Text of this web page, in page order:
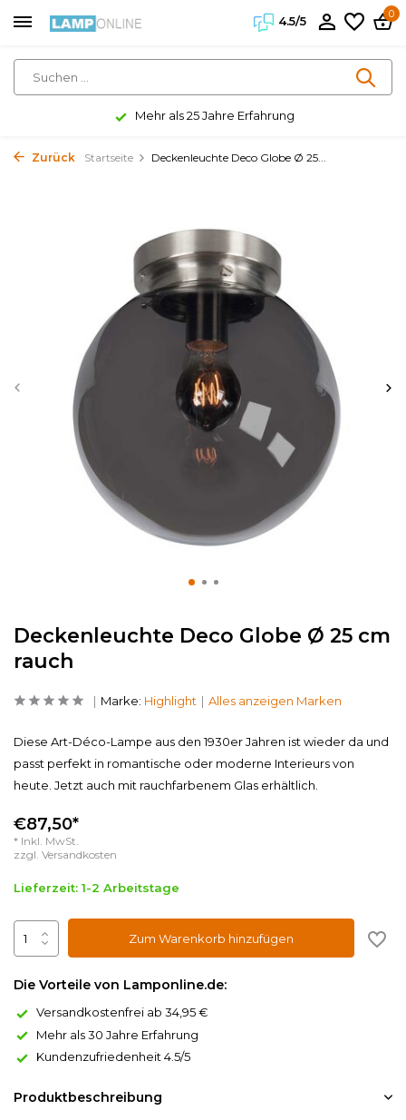
4.5/5
0
Mehr als 25 Jahre Erfahrung
Zurück Startseite Deckenleuchte Deco Globe Ø 25...
Deckenleuchte Deco Globe Ø 25 cm
rauch
Marke: Highlight Alles anzeigen Marken
Diese Art-Déco-Lampe aus den 1930er Jahren ist wieder da und
passt perfekt in romantische oder moderne Interieurs von
heute. Jetzt auch mit rauchfarbenem Glas erhältlich.
€87,50*
* Inkl. MwSt.
zzgl. Versandkosten
Lieferzeit: 1-2 Arbeitstage
Zum Warenkorb hinzufügen
Die Vorteile von Lamponline.de:
Versandkostenfrei ab 34,95 €
Mehr als 30 Jahre Erfahrung
Kundenzufriedenheit 4.5/5
Produktbeschreibung